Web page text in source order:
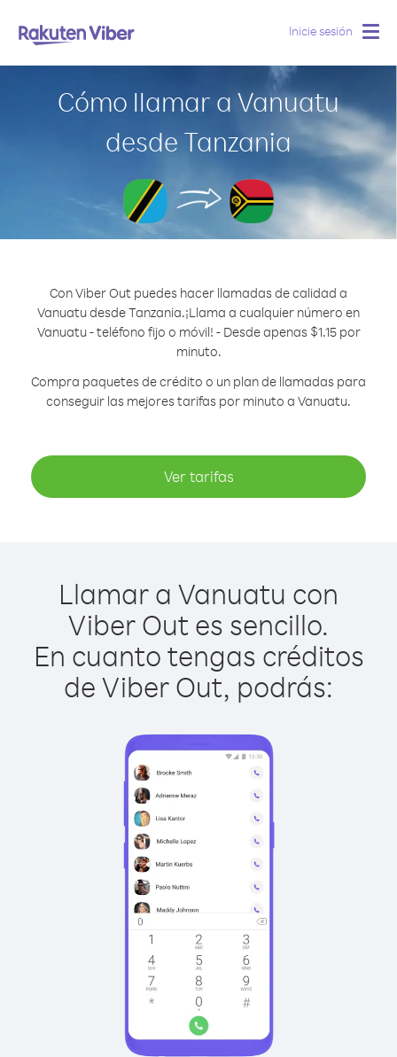
Inicie sesión
Cómo llamar a Vanuatu
desde Tanzania
Con Viber Out puedes hacer llamadas de calidad a
Vanuatu desde Tanzania.¡Llama a cualquier número en
Vanuatu - teléfono fijo o móvil! - Desde apenas $1.15 por
minuto.
Compra paquetes de crédito o un plan de llamadas para
conseguir las mejores tarifas por minuto a Vanuatu.
Ver tarifas
Llamar a Vanuatu con
Viber Out es sencillo.
En cuanto tengas créditos
de Viber Out, podrás: